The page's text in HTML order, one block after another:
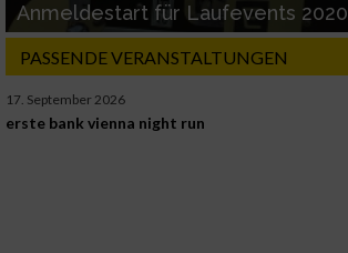
Anmeldestart für Laufevents 2020
PASSENDE VERANSTALTUNGEN
17. September 2026
erste bank vienna night run